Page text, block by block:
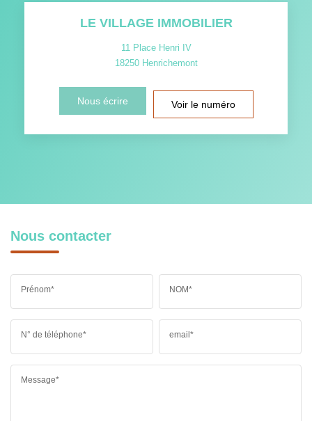
LE VILLAGE IMMOBILIER
11 Place Henri IV
18250 Henrichemont
Nous écrire Voir le numéro
Nous contacter
Prénom* NOM*
N° de téléphone* email*
Message*